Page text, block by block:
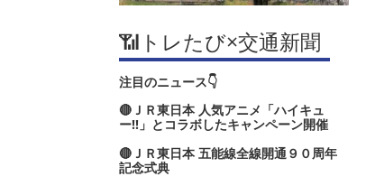
📶トレたび×交通新聞
注目のニュース👇
🔴ＪＲ東日本 人気アニメ「ハイキュ
ー‼」とコラボしたキャンペーン開催
🔴ＪＲ東日本 五能線全線開通９０周年
記念式典